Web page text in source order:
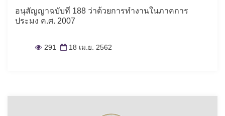
อนุสัญญาฉบับที่ 188 ว่าด้วยการทำงานในภาคการ
ประมง ค.ศ. 2007
291 18 เม.ย. 2562